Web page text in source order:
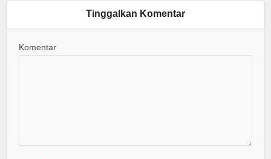
Tinggalkan Komentar
Komentar